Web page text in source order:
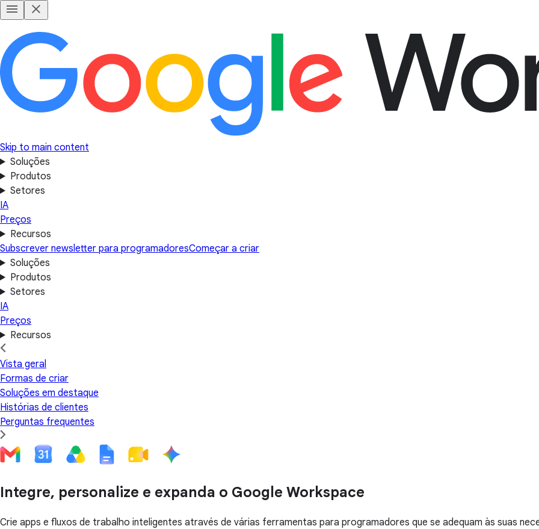
Skip to main content
Soluções
Produtos
Setores
IA
Preços
Recursos
Subscrever newsletter para programadoresComeçar a criar
Soluções
Produtos
Setores
IA
Preços
Recursos
Vista geral
Formas de criar
Soluções em destaque
Histórias de clientes
Perguntas frequentes
Integre, personalize e expanda o Google Workspace
Crie apps e fluxos de trabalho inteligentes através de várias ferramentas para programadores que se adequam às suas